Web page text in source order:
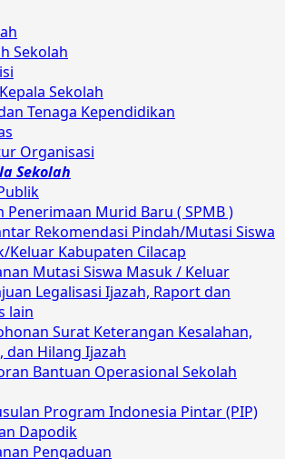
Sekolah
Sekolah
Tenaga Kependidikan
Organisasi
Sekolah
Penerimaan Murid Baru ( SPMB )
Rekomendasi Pindah/Mutasi Siswa
Keluar Kabupaten Cilacap
Mutasi Siswa Masuk / Keluar
Legalisasi Ijazah, Raport dan
lain
Surat Keterangan Kesalahan,
dan Hilang Ijazah
Bantuan Operasional Sekolah
Program Indonesia Pintar (PIP)
Dapodik
Pengaduan